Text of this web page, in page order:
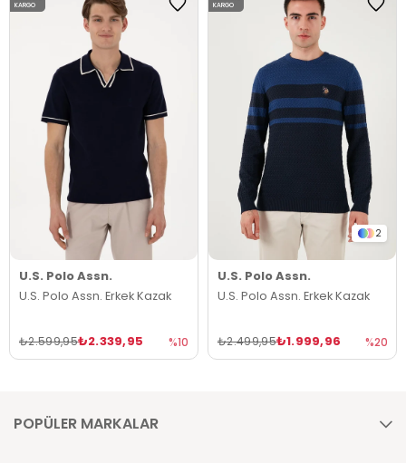
U.S. Polo Assn.
U.S. Polo Assn. Erkek Kazak
₺2.339,95
₺2.599,95 %10
KARGO
2
U.S. Polo Assn.
U.S. Polo Assn. Erkek Kazak
₺1.999,96
₺2.499,95 %20
KARGO
POPÜLER MARKALAR